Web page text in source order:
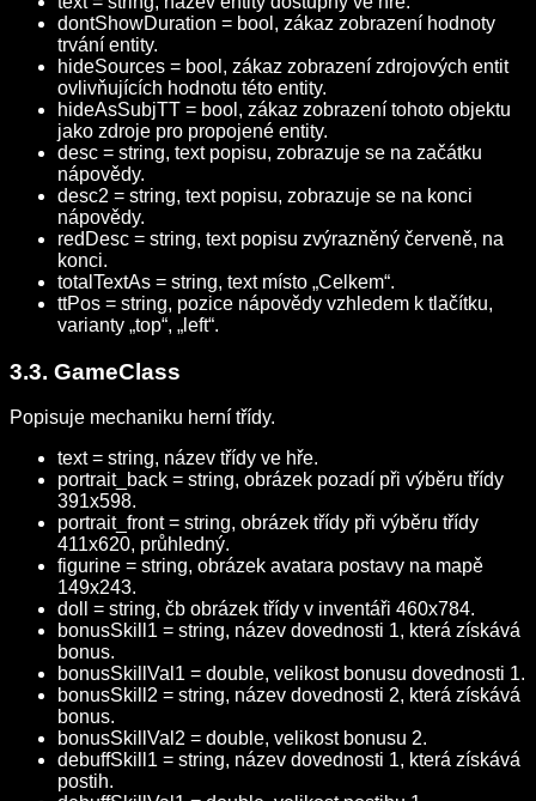
dontShowDuration = bool, zákaz zobrazení hodnoty
trvání entity.
hideSources = bool, zákaz zobrazení zdrojových entit
ovlivňujících hodnotu této entity.
hideAsSubjTT = bool, zákaz zobrazení tohoto objektu
jako zdroje pro propojené entity.
desc = string, text popisu, zobrazuje se na začátku
nápovědy.
desc2 = string, text popisu, zobrazuje se na konci
nápovědy.
redDesc = string, text popisu zvýrazněný červeně, na
konci.
totalTextAs = string, text místo „Celkem“.
ttPos = string, pozice nápovědy vzhledem k tlačítku,
varianty „top“, „left“.
3.3. GameClass
Popisuje mechaniku herní třídy.
text = string, název třídy ve hře.
portrait_back = string, obrázek pozadí při výběru třídy
391x598.
portrait_front = string, obrázek třídy při výběru třídy
411x620, průhledný.
figurine = string, obrázek avatara postavy na mapě
149x243.
doll = string, čb obrázek třídy v inventáři 460x784.
bonusSkill1 = string, název dovednosti 1, která získává
bonus.
bonusSkillVal1 = double, velikost bonusu dovednosti 1.
bonusSkill2 = string, název dovednosti 2, která získává
bonus.
bonusSkillVal2 = double, velikost bonusu 2.
debuffSkill1 = string, název dovednosti 1, která získává
postih.